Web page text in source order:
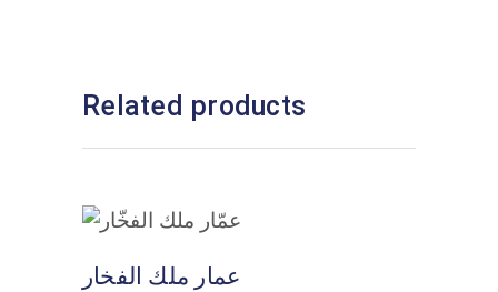
Related products
ADD TO CART
عمار ملك الفخار